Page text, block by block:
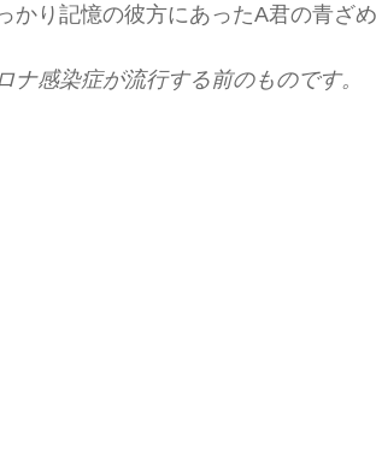
かり記憶の彼方にあったA君の青ざ
ナ感染症が流行する前のものです。